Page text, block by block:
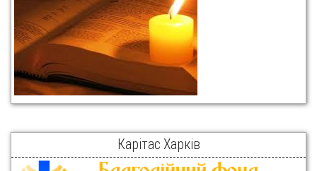
Карітас Харків